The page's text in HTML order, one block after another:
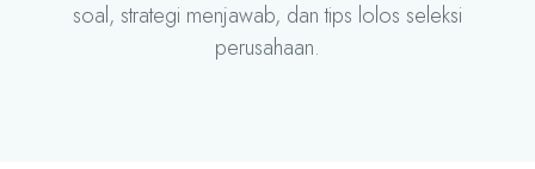
soal, strategi menjawab, dan tips lolos seleksi
perusahaan.